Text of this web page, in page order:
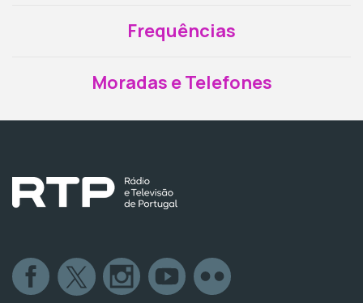
Frequências
Moradas e Telefones